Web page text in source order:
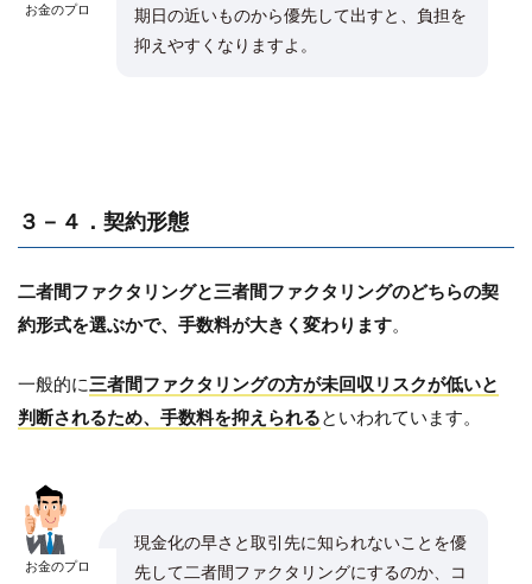
お金のプロ
期日の近いものから優先して出すと、負担を
抑えやすくなりますよ。
３－４．契約形態
二者間ファクタリングと三者間ファクタリングのどちらの契
約形式を選ぶかで、手数料が大きく変わります。
一般的に三者間ファクタリングの方が未回収リスクが低いと
判断されるため、手数料を抑えられるといわれています。
お金のプロ
現金化の早さと取引先に知られないことを優
先して二者間ファクタリングにするのか、コ